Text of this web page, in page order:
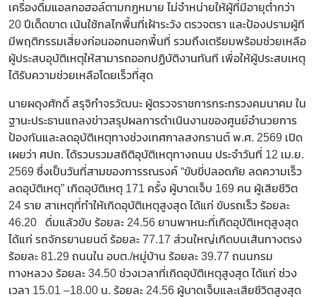
เครื่องดื่มแอลกอฮอล์ตามกฎหมาย ไม่จำหน่ายให้ผู้ที่มีอายุต่ำกว่า
20 ปีเด็ดขาด เน้นใช้กลไกพื้นที่เฝ้าระวัง ตรวจตรา และป้องปรามผู้ที
มีพฤติกรรมเสี่ยงก่อนออกนอกพื้นที่ รวมถึงเตรียมพร้อมช่วยเหลือ
ผู้ประสบอุบัติเหตุให้สามารถออกปฏิบัติงานทันที เพื่อให้ผู้ประสบเหตุ
ได้รับความช่วยเหลือโดยเร็วที่สุด
นายผดุงศักดิ์ สรุจิกำจรวัฒนะ ผู้ตรวจราชการกระทรวงคมนาคม ใน
ฐานะประธานแถลงข่าวสรุปผลการดำเนินงานของศูนย์อำนวยการ
ป้องกันและลดอุบัติเหตุทางช่วงเทศกาลสงกรานต์ พ.ศ. 2569 เปิด
เผยว่า ศปถ. ได้รวบรวมสถิติอุบัติเหตุทางถนน ประจำวันที่ 12 เม.ย.
2569 ซึ่งเป็นวันที่สามของการรณรงค์ “ขับขี่ปลอดภัย ลดความเร็ว
ลดอุบัติเหตุ” เกิดอุบัติเหตุ 171 ครั้ง ผู้บาดเจ็บ 169 คน ผู้เสียชีวิต
24 ราย สาเหตุที่ทำให้เกิดอุบัติเหตุสูงสุด ได้แก่ ขับรถเร็ว ร้อยละ
46.20 ดื่มแล้วขับ ร้อยละ 24.56 ยานพาหนะที่เกิดอุบัติเหตุสูงสุด
ได้แก่ รถจักรยานยนต์ ร้อยละ 77.17 ส่วนใหญ่เกิดบนเส้นทางตรง
ร้อยละ 81.29 ถนนใน อบต./หมู่บ้าน ร้อยละ 39.77 ถนนกรม
ทางหลวง ร้อยละ 34.50 ช่วงเวลาที่เกิดอุบัติเหตุสูงสุด ได้แก่ ช่วง
เวลา 15.01 –18.00 น. ร้อยละ 24.56 ผู้บาดเจ็บและเสียชีวิตสูงสุด